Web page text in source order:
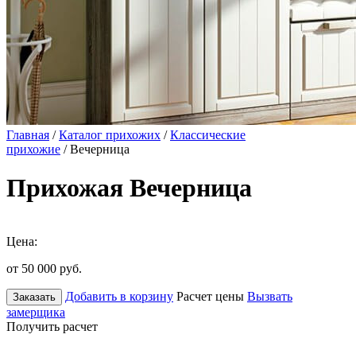
Главная /Каталог прихожих /Классические
прихожие / Вечерница
Прихожая Вечерница
Цена:
от 50 000 руб.
Заказать Добавить в корзину Расчет цены Вызвать
замерщика
Получить расчет